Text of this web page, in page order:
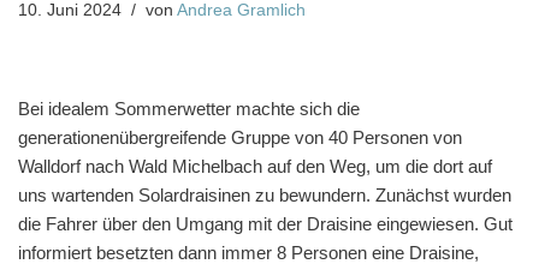
10. Juni 2024 von Andrea Gramlich
Bei idealem Sommerwetter machte sich die
generationenübergreifende Gruppe von 40 Personen von
Walldorf nach Wald Michelbach auf den Weg, um die dort auf
uns wartenden Solardraisinen zu bewundern. Zunächst wurden
die Fahrer über den Umgang mit der Draisine eingewiesen. Gut
informiert besetzten dann immer 8 Personen eine Draisine,